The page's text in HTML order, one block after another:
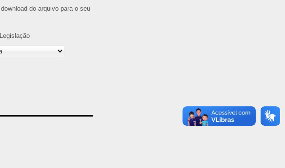
do arquivo para o seu